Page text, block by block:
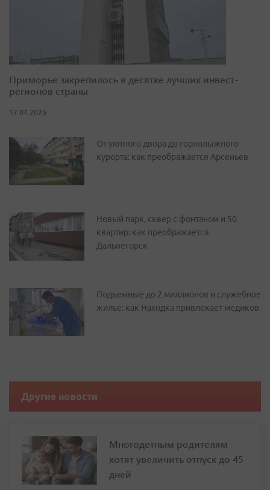
Приморье закрепилось в десятке лучших инвест-
регионов страны
17.07.2026
От уютного двора до горнолыжного
курорта: как преображается Арсеньев
Новый парк, сквер с фонтаном и 50
квартир: как преображается
Дальнегорск
Подъемные до 2 миллионов и служебное
жилье: как Находка привлекает медиков
Другие новости
Многодетным родителям
хотят увеличить отпуск до 45
дней